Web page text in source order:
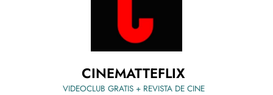
CINEMATTEFLIX
VIDEOCLUB GRATIS + REVISTA DE CINE